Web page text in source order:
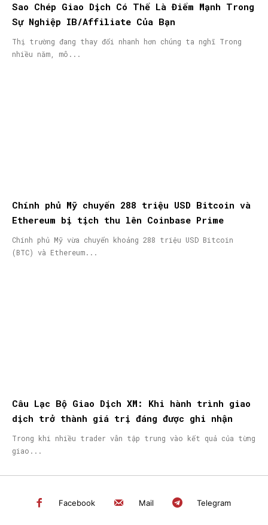
Sao Chép Giao Dịch Có Thể Là Điểm Mạnh Trong
Sự Nghiệp IB/Affiliate Của Bạn
Thị trường đang thay đổi nhanh hơn chúng ta nghĩ Trong
nhiều năm, mô...
Chính phủ Mỹ chuyển 288 triệu USD Bitcoin và
Ethereum bị tịch thu lên Coinbase Prime
Chính phủ Mỹ vừa chuyển khoảng 288 triệu USD Bitcoin
(BTC) và Ethereum...
Câu Lạc Bộ Giao Dịch XM: Khi hành trình giao
dịch trở thành giá trị đáng được ghi nhận
Trong khi nhiều trader vẫn tập trung vào kết quả của từng
giao...
Facebook Mail Telegram